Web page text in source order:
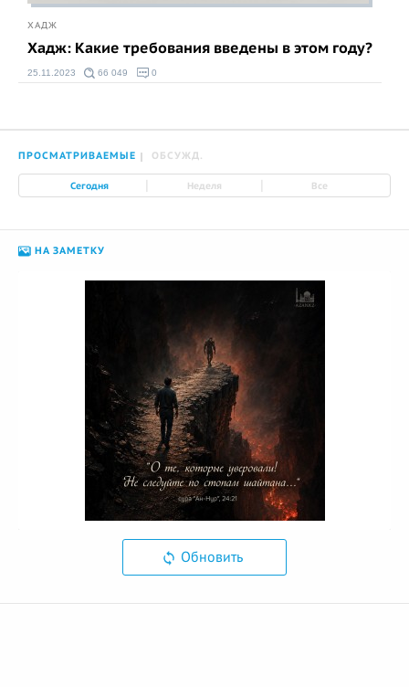
ХАДЖ
Хадж: Какие требования введены в этом году?
25.11.2023 66 049 0
ПРОСМАТРИВАЕМЫЕ ОБСУЖД.
Сегодня Неделя Все
НА ЗАМЕТКУ
Обновить